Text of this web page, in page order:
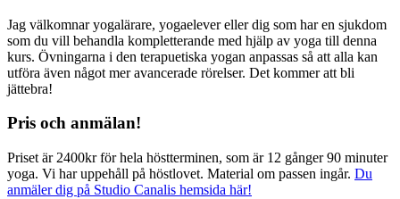
Jag välkomnar yogalärare, yogaelever eller dig som har en sjukdom
som du vill behandla kompletterande med hjälp av yoga till denna
kurs. Övningarna i den terapuetiska yogan anpassas så att alla kan
utföra även något mer avancerade rörelser. Det kommer att bli
jättebra!
Pris och anmälan!
Priset är 2400kr för hela höstterminen, som är 12 gånger 90 minuter
yoga. Vi har uppehåll på höstlovet. Material om passen ingår. Du
anmäler dig på Studio Canalis hemsida här!